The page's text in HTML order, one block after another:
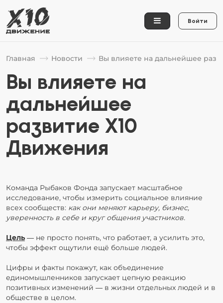
Войти
Главная Новости Вы влияете на дальнейшее
Вы влияете на
дальнейшее
развитие Х10
Движения
Команда Рыбаков Фонда запускает масштабное
исследование, чтобы измерить социальное влияние
всех сообществ: как они меняют карьеру, бизнес,
уверенность в себе и круг общения участников.
Цель — не просто понять, что работает, а усилить это,
чтобы эффект ощутили ещё больше людей.
Цифры и факты покажут, как объединение
единомышленников запускает цепную реакцию
позитивных изменений — в жизни отдельных людей и в
обществе в целом.